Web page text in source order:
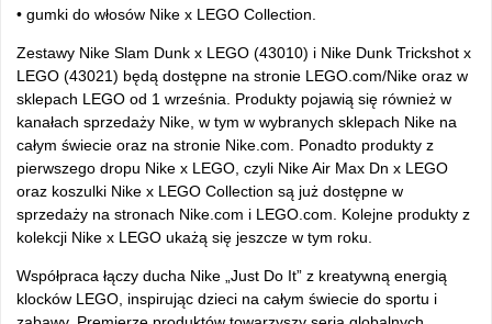
• gumki do włosów Nike x LEGO Collection.
Zestawy Nike Slam Dunk x LEGO (43010) i Nike Dunk Trickshot x
LEGO (43021) będą dostępne na stronie LEGO.com/Nike oraz w
sklepach LEGO od 1 września. Produkty pojawią się również w
kanałach sprzedaży Nike, w tym w wybranych sklepach Nike na
całym świecie oraz na stronie Nike.com. Ponadto produkty z
pierwszego dropu Nike x LEGO, czyli Nike Air Max Dn x LEGO
oraz koszulki Nike x LEGO Collection są już dostępne w
sprzedaży na stronach Nike.com i LEGO.com. Kolejne produkty z
kolekcji Nike x LEGO ukażą się jeszcze w tym roku.
Współpraca łączy ducha Nike „Just Do It” z kreatywną energią
klocków LEGO, inspirując dzieci na całym świecie do sportu i